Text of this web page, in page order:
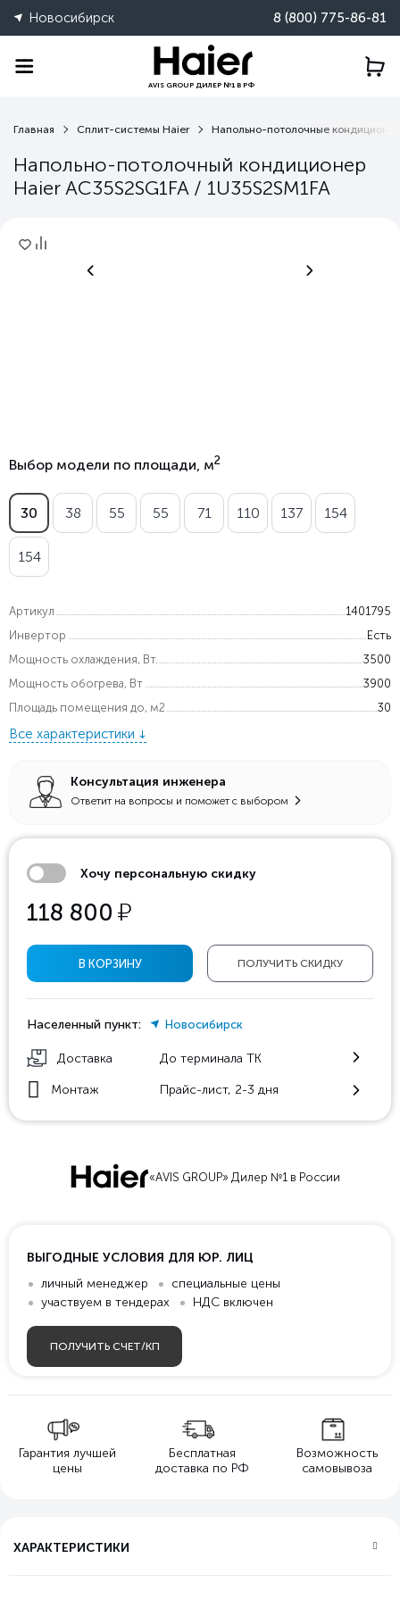
Новосибирск 8 (800) 775-86-81
AVIS GROUP ДИЛЕР №1 В РФ
Главная Сплит-системы Haier Напольно-потолочные
Напольно-потолочный кондиционер
Haier AC35S2SG1FA / 1U35S2SM1FA
Выбор модели по площади, м2
30 38 55 55 71 110 137 154
154
Артикул
1401795
Инвертор
Есть
Мощность охлаждения, Вт.
3500
Мощность обогрева, Вт
3900
Площадь помещения до, м2
30
Все характеристики
Консультация инженера
Ответит на вопросы и поможет с выбором
Хочу персональную скидку
118 800 у
ПОЛУЧИТЬ СКИДКУ
В КОРЗИНУ
Населенный пункт: Новосибирск
Доставка До терминала ТК
Монтаж Прайс-лист, 2-3 дня
«AVIS GROUP» Дилер №1 в России
ВЫГОДНЫЕ УСЛОВИЯ ДЛЯ ЮР. ЛИЦ
личный менеджер
специальные цены
участвуем в тендерах
НДС включен
ПОЛУЧИТЬ СЧЕТ/КП
Гарантия лучшей
цены
Бесплатная
доставка по РФ
Возможность
самовывоза
ХАРАКТЕРИСТИКИ